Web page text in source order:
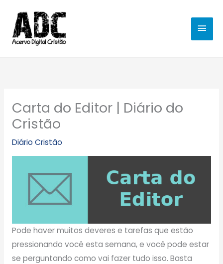
para
conteúdo
Carta do Editor | Diário do
Cristão
Diário Cristão
Pode haver muitos deveres e tarefas que estão
pressionando você esta semana, e você pode estar
se perguntando como vai fazer tudo isso. Basta